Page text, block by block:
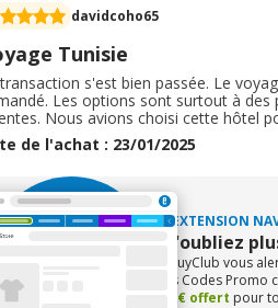
davidcoho65
Tunisie
s'est bien passée. Le
Les options sont surtout à des
Nous avions choisi cette hôtel
proposés sont aussi très bien notés.
au rendez-vous. Je recommande le
de l'achat : 23/01/2025
L'EXTENSION
N'oubliez
eBuyClub vous
les Codes
+1€ offert pour